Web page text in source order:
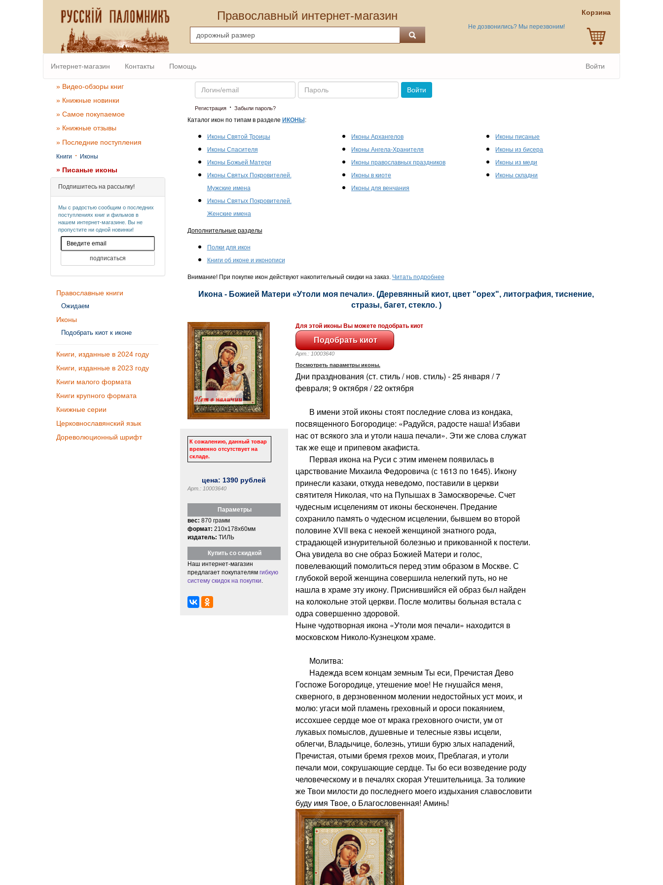
Православный интернет-магазин
Не дозвонились? Мы перезвоним!
Корзина
Интернет-магазин Контакты Помощь Войти
» Видео-обзоры книг
» Книжные новинки
» Самое покупаемое
» Книжные отзывы
» Последние поступления
Книги · Иконы
» Писаные иконы
Подпишитесь на рассылку!
Мы с радостью сообщим о последних
поступлениях книг и фильмов в
нашем интернет-магазине. Вы не
пропустите ни одной новинки!
Православные книги
Ожидаем
Иконы
Подобрать киот к иконе
Книги, изданные в 2024 году
Книги, изданные в 2023 году
Книги малого формата
Книги крупного формата
Книжные серии
Церковнославянский язык
Дореволюционный шрифт
Email Пароль
Войти
Регистрация· Забыли пароль?
Каталог икон по типам в разделе ИКОНЫ :
Иконы Святой Троицы
Иконы Спасителя
Иконы Божьей Матери
Иконы Святых Покровителей.
Мужские имена
Иконы Святых Покровителей.
Женские имена
Иконы Архангелов
Иконы Ангела-Хранителя
Иконы православных праздников
Иконы в киоте
Иконы для венчания
Иконы писаные
Иконы из бисера
Иконы из меди
Иконы складни
Дополнительные разделы
Полки для икон
Книги об иконе и иконописи
Внимание! При покупке икон действуют накопительный скидки на заказ. Читать подробнее
Икона - Божией Матери «Утоли моя печали». (Деревянный киот, цвет "орех", литография, тиснение,
стразы, багет, стекло. )
К сожалению, данный товар
временно отсутствует на
складе.
цена: 1390 рублей
Арт.: 10003640
Параметры
вес: 870 грамм
формат: 210x178x60мм
издатель: ТИЛЬ
Купить со скидкой
Наш интернет-магазин
предлагает покупателям гибкую
систему скидок на покупки
Для этой иконы Вы можете подобрать киот
Арт.: 10003640
Посмотреть параметры иконы.
Дни празднования (ст. стиль / нов. стиль) - 25 января / 7
февраля; 9 октября / 22 октября
В имени этой иконы стоят последние слова из кондака,
посвященного Богородице: «Радуйся, радосте наша! Избави
нас от всякого зла и утоли наша печали». Эти же слова служат
так же еще и припевом акафиста.
Первая икона на Руси с этим именем появилась в
царствование Михаила Федоровича (с 1613 по 1645). Икону
принесли казаки, откуда неведомо, поставили в церкви
святителя Николая, что на Пупышах в Замоскворечье. Счет
чудесным исцелениям от иконы бесконечен. Предание
сохранило память о чудесном исцелении, бывшем во второй
половине XVII века с некоей женщиной знатного рода,
страдающей изнурительной болезнью и прикованной к постели.
Она увидела во сне образ Божией Матери и голос,
повелевающий помолиться перед этим образом в Москве. С
глубокой верой женщина совершила нелегкий путь, но не
нашла в храме эту икону. Приснившийся ей образ был найден
на колокольне этой церкви. После молитвы больная встала с
одра совершенно здоровой.
Ныне чудотворная икона «Утоли моя печали» находится в
московском Николо-Кузнецком храме.
Молитва:
Надежда всем концам земным Ты еси, Пречистая Дево
Госпоже Богородице, утешение мое! Не гнушайся меня,
скверного, в дерзновенном молении недостойных уст моих, и
молю: угаси мой пламень греховный и ороси покаянием,
иссохшее сердце мое от мрака греховного очисти, ум от
лукавых помыслов, душевные и телесные язвы исцели,
облегчи, Владычице, болезнь, утиши бурю злых нападений,
Пречистая, отыми бремя грехов моих, Преблагая, и утоли
печали мои, сокрушающие сердце. Ты бо еси возведение роду
человеческому и в печалях скорая Утешительница. За толикие
же Твои милости до последнего моего издыхания славословити
буду имя Твое, о Благословенная! Аминь!